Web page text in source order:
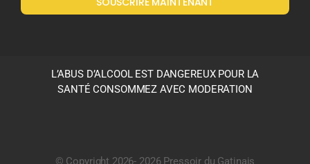
Politique en matière de remboursements et de retours
L’ABUS D’ALCOOL EST DANGEREUX POUR LA
SANTÉ CONSOMMEZ AVEC MODERATION
© Copyright 2026- 2026 Pressoir du Gatinais